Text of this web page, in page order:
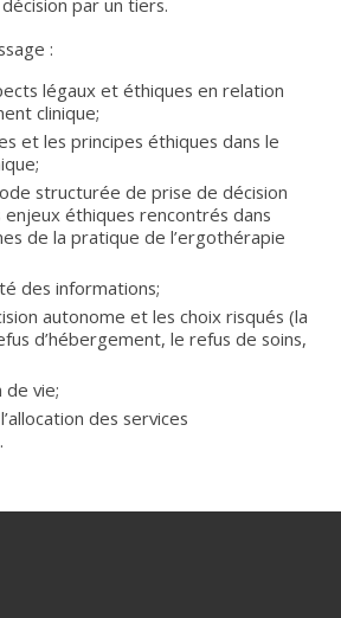
:
légaux et éthiques en relation
clinique;
et les principes éthiques dans le
structurée de prise de décision
éthiques rencontrés dans
de la pratique de l’ergothérapie
des informations;
autonome et les choix risqués (la
d’hébergement, le refus de soins,
de vie;
des services